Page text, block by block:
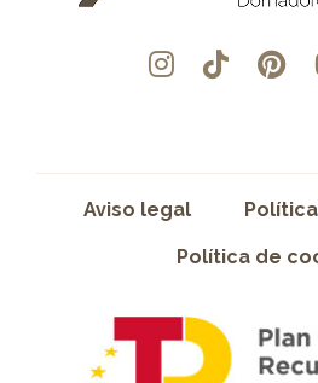
Aviso legal
Política de